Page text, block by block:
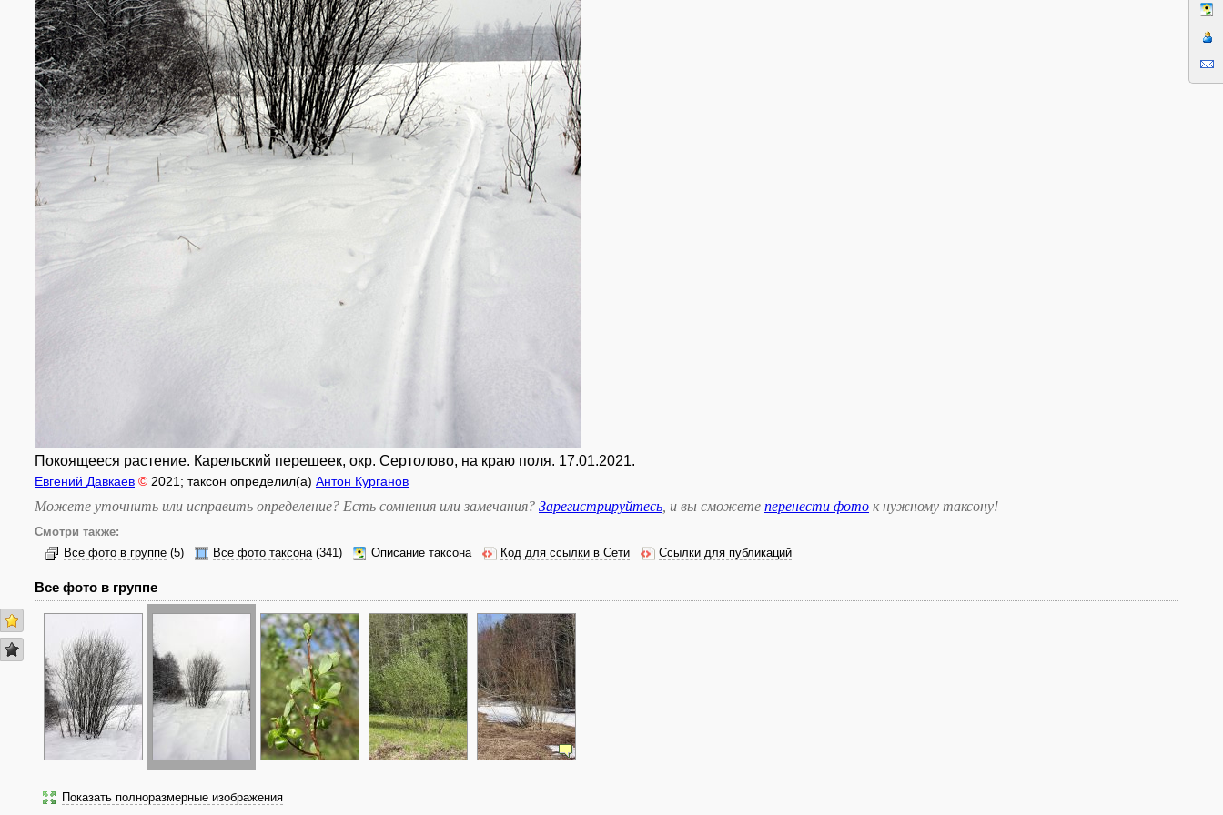
Покоящееся растение. Карельский перешеек, окр. Сертолово, на краю поля. 17.01.2021.
Евгений Давкаев © 2021 ; таксон определил(а) Антон Курганов
Можете уточнить или исправить определение? Есть сомнения или замечания? Зарегистрируйтесь , и вы сможете перенести фото к нужному таксону!
Смотри также:
Все фото в группе (5) Все фото таксона(341) Описание таксона Код для ссылки в Сети Ссылки для публикаций
Все фото в группе
Показать полноразмерные изображения